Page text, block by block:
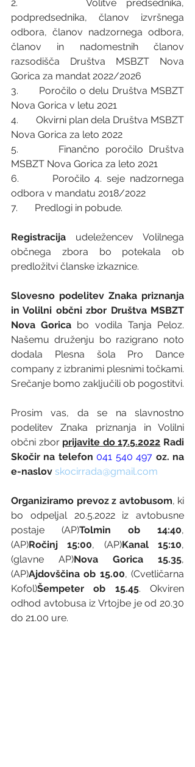
2.       Volitve predsednika,
podpredsednika, članov izvršnega
odbora, članov nadzornega odbora,
članov in nadomestnih članov
razsodišča Društva MSBZT Nova
Gorica za mandat 2022/2026
3.       Poročilo o delu Društva MSBZT
Nova Gorica v letu 2021
4.       Okvirni plan dela Društva MSBZT
Nova Gorica za leto 2022
5.       Finančno poročilo Društva
MSBZT Nova Gorica za leto 2021
6.       Poročilo 4. seje nadzornega
odbora v mandatu 2018/2022
7.       Predlogi in pobude.
Registracija udeležencev Volilnega
občnega zbora bo potekala ob
predložitvi članske izkaznice.
Slovesno podelitev Znaka priznanja
in Volilni občni zbor Društva MSBZT
Nova Gorica bo vodila Tanja Peloz.
Našemu druženju bo razigrano noto
dodala Plesna šola Pro Dance
company z izbranimi plesnimi točkami.
Srečanje bomo zaključili ob pogostitvi.
Prosim vas, da se na slavnostno
podelitev Znaka priznanja in Volilni
občni zbor prijavite do 17.5.2022 Radi
Skočir na telefon 041 540 497 oz. na
e-naslov skocirrada@gmail.com
Organiziramo prevoz z avtobusom, ki
bo odpeljal 20.5.2022 iz avtobusne
postaje (AP)Tolmin ob 14:40,
(AP)Ročinj 15:00, (AP)Kanal 15:10,
(glavne AP)Nova Gorica 15.35,
(AP)Ajdovščina ob 15.00, (Cvetličarna
Kofol)Šempeter ob 15.45. Okviren
odhod avtobusa iz Vrtojbe je od 20.30
do 21.00 ure.